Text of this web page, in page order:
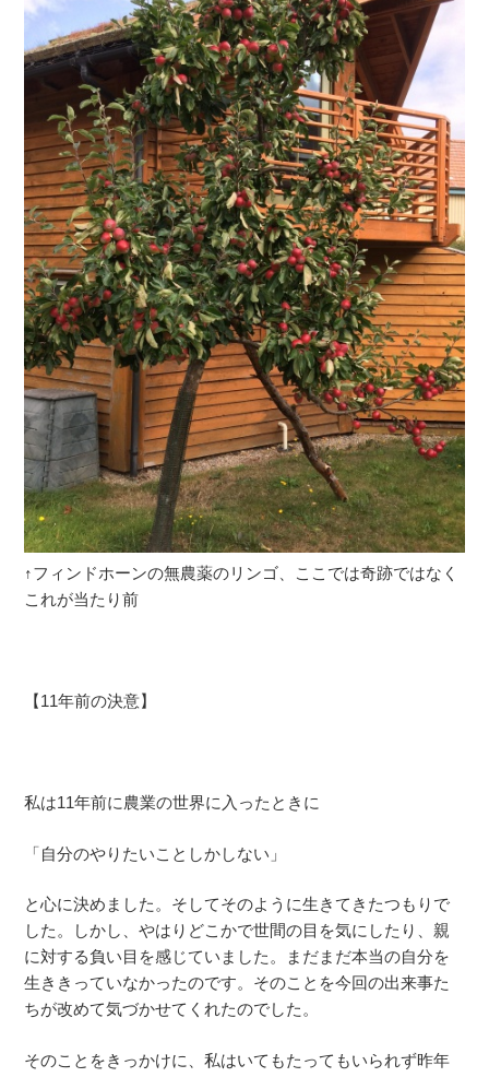
↑フィンドホーンの無農薬のリンゴ、ここでは奇跡ではなく
これが当たり前
【11年前の決意】
私は11年前に農業の世界に入ったときに
「自分のやりたいことしかしない」
と心に決めました。そしてそのように生きてきたつもりで
した。しかし、やはりどこかで世間の目を気にしたり、親
に対する負い目を感じていました。まだまだ本当の自分を
生ききっていなかったのです。そのことを今回の出来事た
ちが改めて気づかせてくれたのでした。
そのことをきっかけに、私はいてもたってもいられず昨年